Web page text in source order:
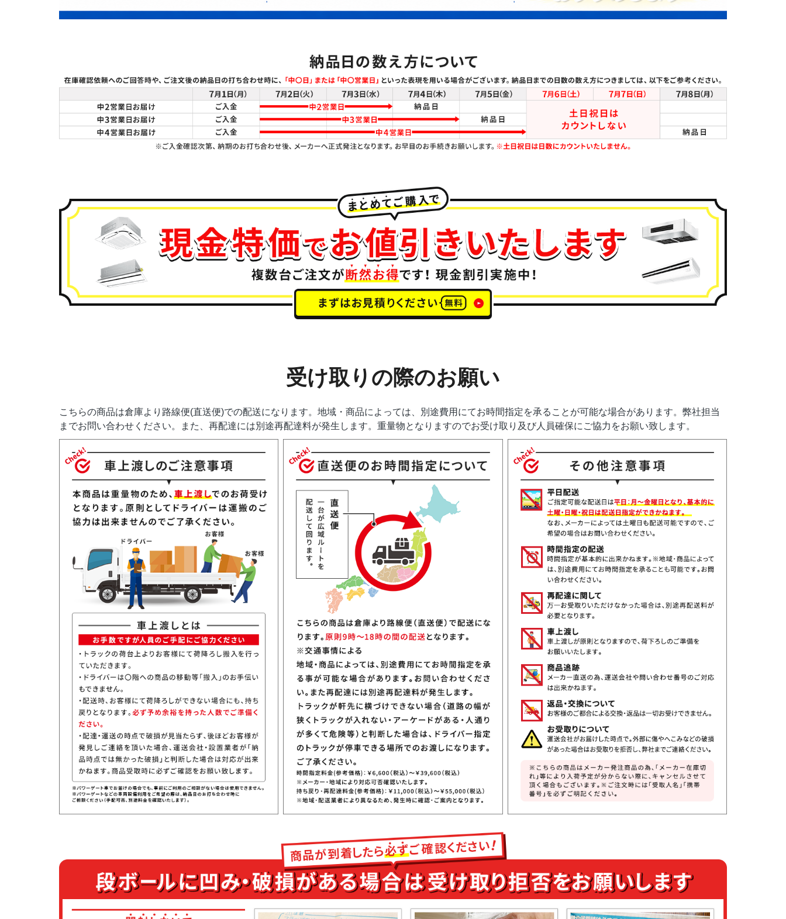
受け取りの際のお願い
こちらの商品は倉庫より路線便(直送便)での配送になります。地域・商品によっては、別途費用にてお時間指定を承ることが可能な場合があります。弊社担当
までお問い合わせください。また、再配達には別途再配達料が発生します。重量物となりますのでお受け取り及び人員確保にご協力をお願い致します。